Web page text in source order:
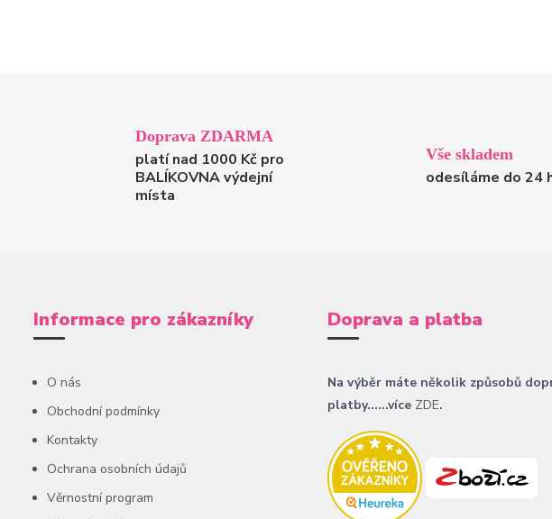
Doprava ZDARMA
platí nad 1000 Kč pro
BALÍKOVNA výdejní
místa
Vše skladem
odesíláme do 24
Informace pro zákazníky
O nás
Obchodní podmínky
Kontakty
Ochrana osobních údajů
Věrnostní program
Doprava a platba
Na výběr máte několik způsobů
platby......více ZDE.